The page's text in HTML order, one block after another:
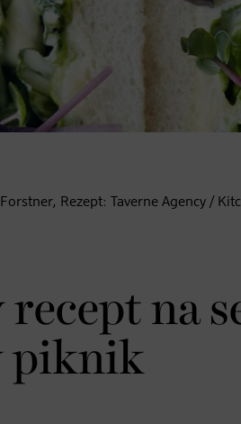
Rezept: Taverne Agency /
na
piknik